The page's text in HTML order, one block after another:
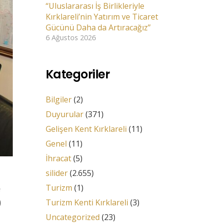
“Uluslararası İş Birlikleriyle
Kırklareli’nin Yatırım ve Ticaret
Gücünü Daha da Artıracağız”
6 Ağustos 2026
Kategoriler
Bilgiler(2)
Duyurular(371)
Gelişen Kent Kırklareli (11)
Genel (11)
İhracat(5)
silider(2.655)
Turizm (1)
Turizm Kenti Kırklareli (3)
Uncategorized (23)